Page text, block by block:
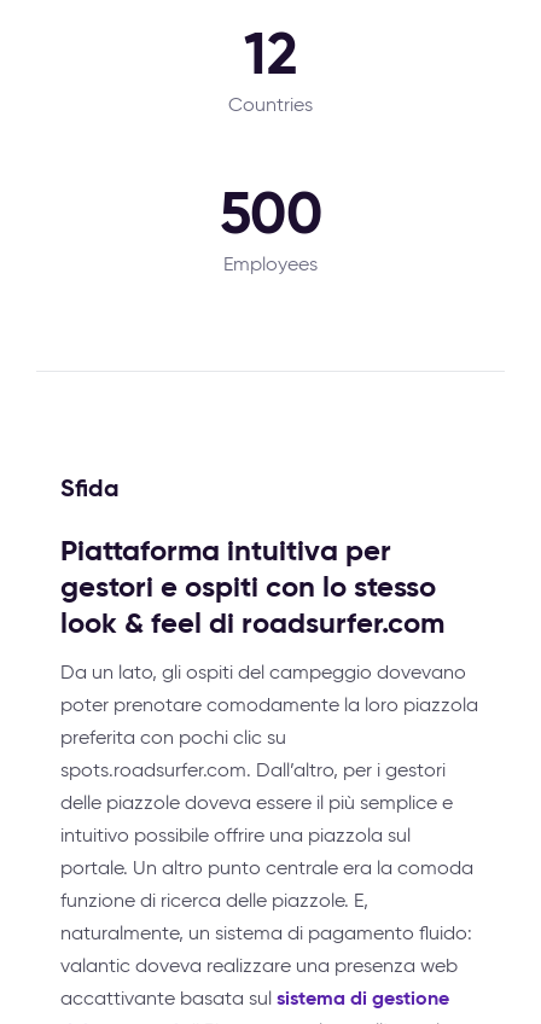
12
Countries
500
Employees
Sfida
Piattaforma intuitiva per
gestori e ospiti con lo stesso
look & feel di roadsurfer.com
Da un lato, gli ospiti del campeggio dovevano
poter prenotare comodamente la loro piazzola
preferita con pochi clic su
spots.roadsurfer.com. Dall’altro, per i gestori
delle piazzole doveva essere il più semplice e
intuitivo possibile offrire una piazzola sul
portale. Un altro punto centrale era la comoda
funzione di ricerca delle piazzole. E,
naturalmente, un sistema di pagamento fluido:
valantic doveva realizzare una presenza web
accattivante basata sul sistema di gestione